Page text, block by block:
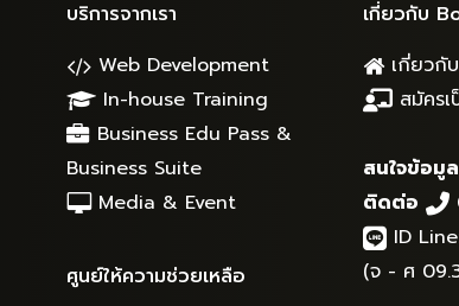
บริการจากเรา
Web Development
In-house Training
Business Edu Pass &
Business Suite
Media & Event
ศูนย์ให้ความช่วยเหลือ
เกี่ยวกับ
เกี่ยวกั
สมัคร
สนใจข้อมู
ติดต่อ
ID
(จ - ศ